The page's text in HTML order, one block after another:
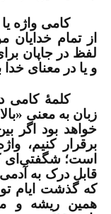
کامی واژه
از تمام
لفظ در جاپان
و یا در معنای
کلمۀ کامی
زبان به معنی
خواهد بود اگر
برقرار کنیم،
است؛ شگفتی‌ای
قابل درک به
که گذشت ایام
همین ریشه و